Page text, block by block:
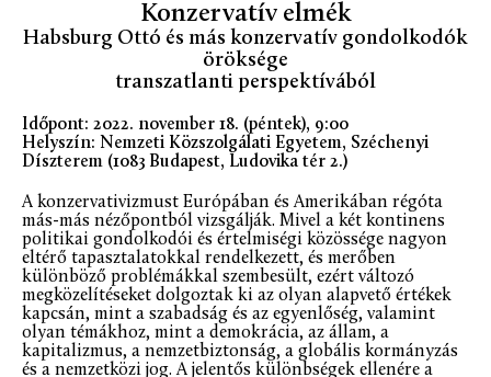
Konzervatív elmék
Habsburg Ottó és más konzervatív gondolkodók
öröksége
transzatlanti perspektívából
Időpont: 2022. november 18. (péntek), 9:00
Helyszín: Nemzeti Közszolgálati Egyetem, Széchenyi
Díszterem (1083 Budapest, Ludovika tér 2.)
A konzervativizmust Európában és Amerikában régóta
más-más nézőpontból vizsgálják. Mivel a két kontinens
politikai gondolkodói és értelmiségi közössége nagyon
eltérő tapasztalatokkal rendelkezett, és merőben
különböző problémákkal szembesült, ezért változó
megközelítéseket dolgoztak ki az olyan alapvető értékek
kapcsán, mint a szabadság és az egyenlőség, valamint
olyan témákhoz, mint a demokrácia, az állam, a
kapitalizmus, a nemzetbiztonság, a globális kormányzás
és a nemzetközi jog. A jelentős különbségek ellenére a